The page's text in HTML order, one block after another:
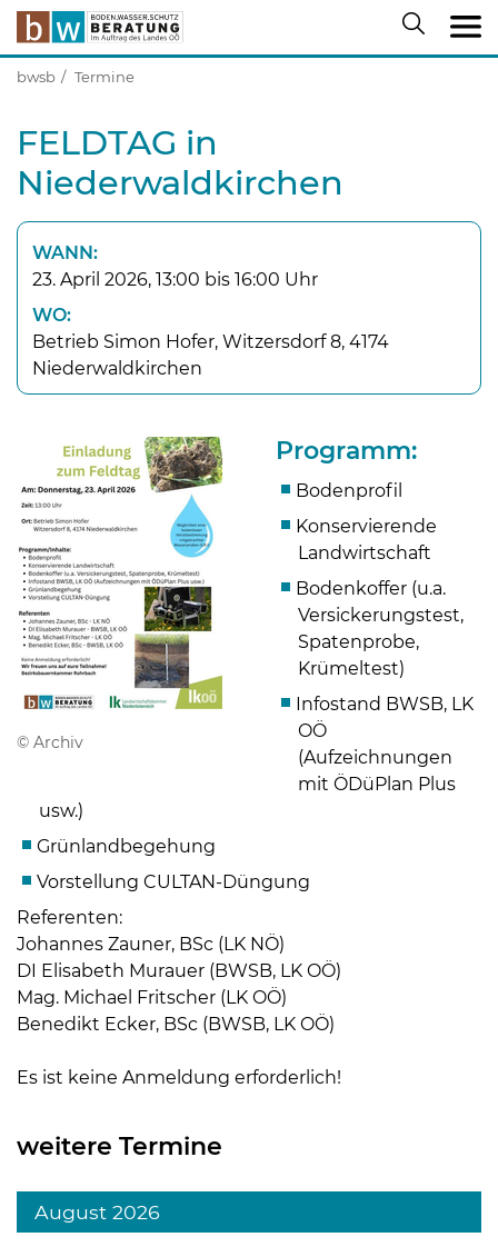
Skip to main content
bwsb Termine
FELDTAG in
Niederwaldkirchen
WANN:
23. April 2026, 13:00 bis 16:00 Uhr
WO:
Betrieb Simon Hofer, Witzersdorf 8, 4174
Niederwaldkirchen
© Archiv
Programm:
Bodenprofil
Konservierende
Landwirtschaft
Bodenkoffer (u.a.
Versickerungstest,
Spatenprobe,
Krümeltest)
Infostand BWSB, LK
OÖ
(Aufzeichnungen
mit ÖDüPlan Plus
usw.)
Grünlandbegehung
Vorstellung CULTAN-Düngung
Referenten:
Johannes Zauner, BSc (LK NÖ)
DI Elisabeth Murauer (BWSB, LK OÖ)
Mag. Michael Fritscher (LK OÖ)
Benedikt Ecker, BSc (BWSB, LK OÖ)
Es ist keine Anmeldung erforderlich!
weitere Termine
August 2026